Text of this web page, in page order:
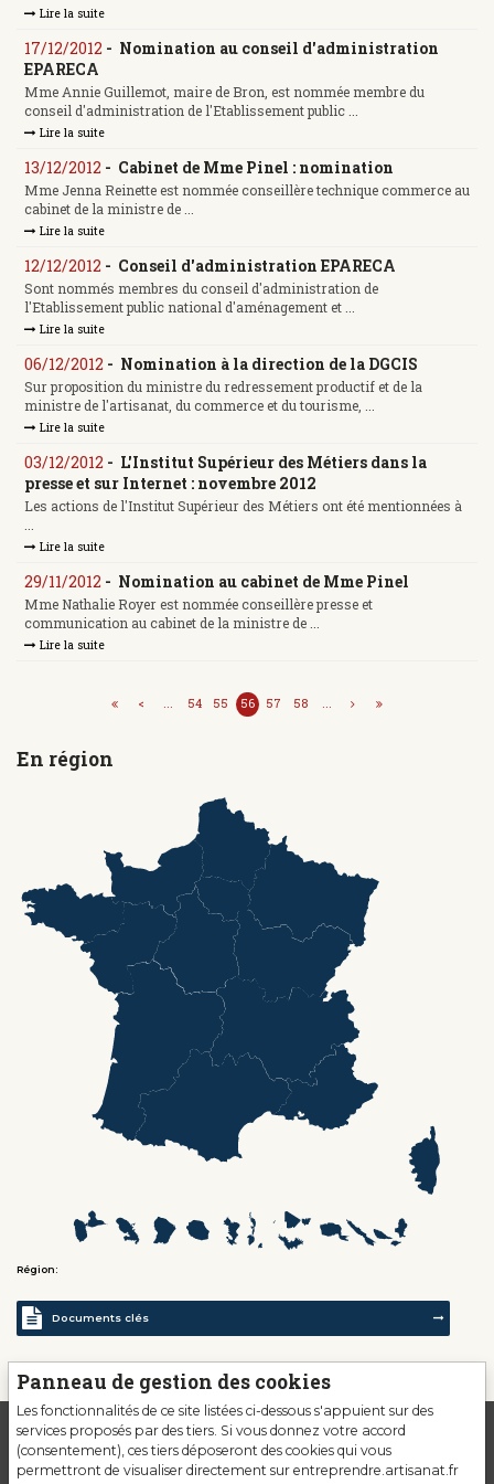
Lire la suite
17/12/2012 - Nomination au conseil d'administration
EPARECA
Mme Annie Guillemot, maire de Bron, est nommée membre du
conseil d'administration de l'Etablissement public ...
Lire la suite
13/12/2012 - Cabinet de Mme Pinel : nomination
Mme Jenna Reinette est nommée conseillère technique commerce au
cabinet de la ministre de ...
Lire la suite
12/12/2012 - Conseil d'administration EPARECA
Sont nommés membres du conseil d'administration de
l'Etablissement public national d'aménagement et ...
Lire la suite
06/12/2012 - Nomination à la direction de la DGCIS
Sur proposition du ministre du redressement productif et de la
ministre de l'artisanat, du commerce et du tourisme, ...
Lire la suite
03/12/2012 - L'Institut Supérieur des Métiers dans la
presse et sur Internet : novembre 2012
Les actions de l'Institut Supérieur des Métiers ont été mentionnées à
...
Lire la suite
29/11/2012 - Nomination au cabinet de Mme Pinel
Mme Nathalie Royer est nommée conseillère presse et
communication au cabinet de la ministre de ...
Lire la suite
< ... 54 55 56 57 58 ...
En région
Région:
Documents clés
Panneau de gestion des cookies
Les fonctionnalités de ce site listées ci-dessous s'appuient sur des
services proposés par des tiers. Si vous donnez votre accord
(consentement), ces tiers déposeront des cookies qui vous
permettront de visualiser directement sur entreprendre.artisanat.fr